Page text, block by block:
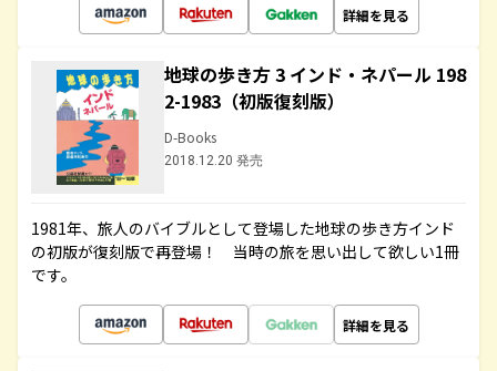
詳細を見る
地球の歩き方 3 インド・ネパール 198
2-1983（初版復刻版）
D-Books
2018.12.20 発売
1981年、旅人のバイブルとして登場した地球の歩き方インド
の初版が復刻版で再登場！ 当時の旅を思い出して欲しい1冊
です。
詳細を見る